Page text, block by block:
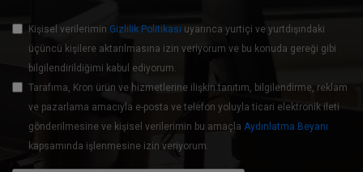
Kişisel verilerimin Gizlilik Politikası uyarınca yurtiçi ve yurtdışındaki
üçüncü kişilere aktarılmasına izin veriyorum ve bu konuda gereği gibi
bilgilendirildiğimi kabul ediyorum.
Tarafıma, Kron ürün ve hizmetlerine ilişkin tanıtım, bilgilendirme, reklam
ve pazarlama amacıyla e-posta ve telefon yoluyla ticari elektronik ileti
gönderilmesine ve kişisel verilerimin bu amaçla Aydınlatma Beyanı
kapsamında işlenmesine izin veriyorum.